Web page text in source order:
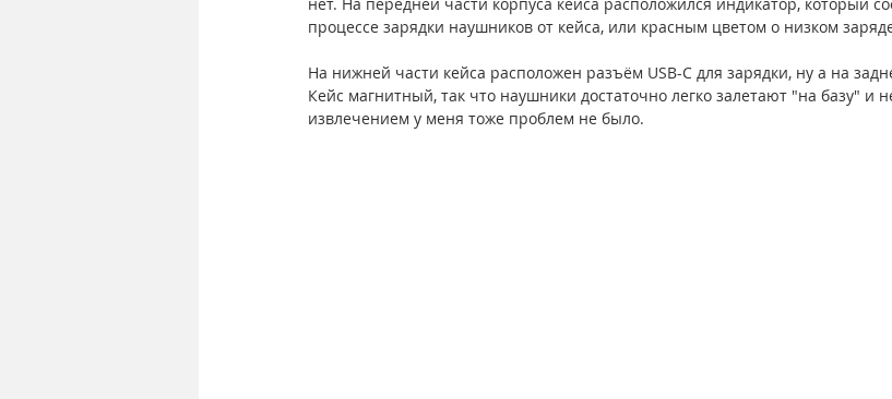
процессе зарядки наушников от кейса, или красным цветом о низком
На нижней части кейса расположен разъём USB-C для зарядки, ну а на
Кейс магнитный, так что наушники достаточно легко залетают "на базу" и
извлечением у меня тоже проблем не было.